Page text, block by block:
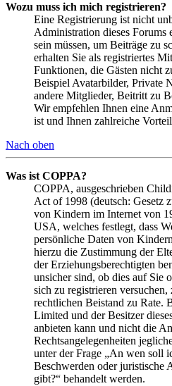
Wozu muss ich mich registrieren?
Eine Registrierung ist nicht
Administration dieses Forums
sein müssen, um Beiträge zu
erhalten Sie als registriertes
Funktionen, die Gästen nicht
Beispiel Avatarbilder, Private
andere Mitglieder, Beitritt zu
Wir empfehlen Ihnen eine
ist und Ihnen zahlreiche
Nach oben
Was ist COPPA?
COPPA, ausgeschrieben
Act of 1998 (deutsch: Gesetz
von Kindern im Internet von
USA, welches festlegt, dass
persönliche Daten von
hierzu die Zustimmung der
der Erziehungsberechtigten
unsicher sind, ob dies auf Sie
sich zu registrieren
rechtlichen Beistand zu Rate.
Limited und der Besitzer
anbieten kann und nicht die
Rechtsangelegenheiten
unter der Frage „An wen soll
Beschwerden oder juristische
gibt?“ behandelt werden.